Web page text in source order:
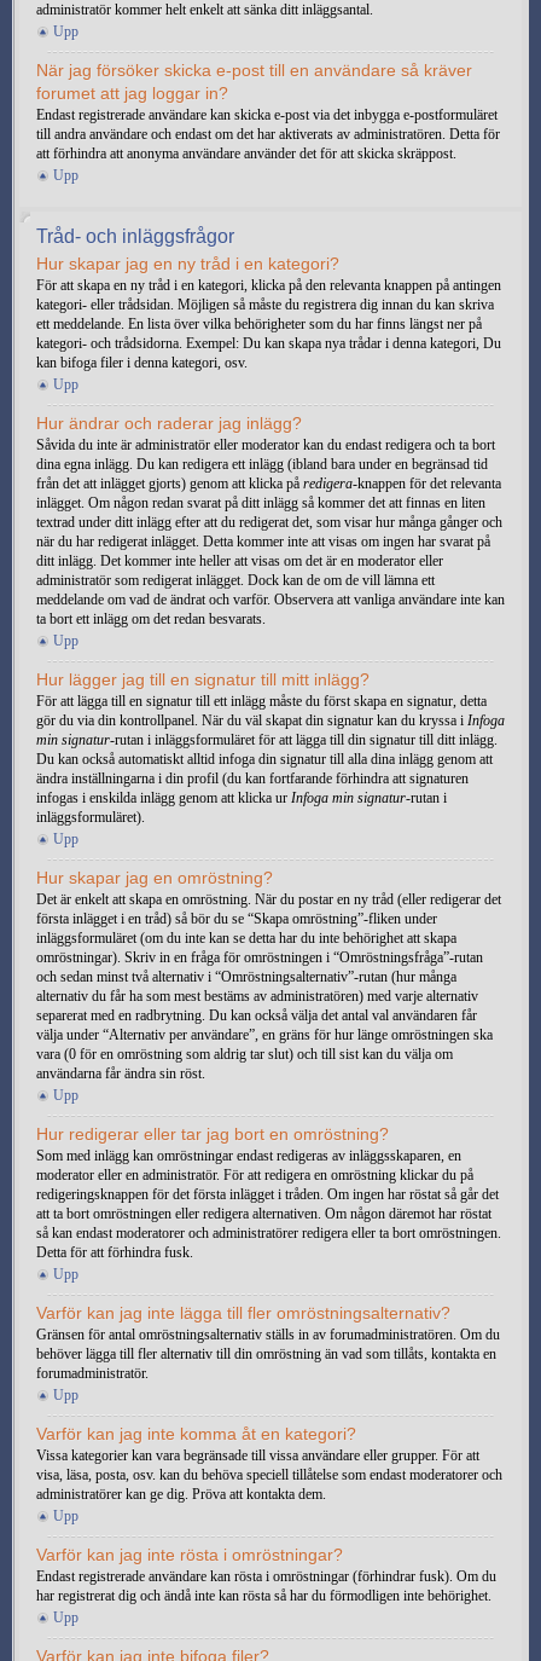
administratör kommer helt enkelt att sänka ditt inläggsantal.
Upp
När jag försöker skicka e-post till en användare så kräver
forumet att jag loggar in?
Endast registrerade användare kan skicka e-post via det inbygga e-postformuläret
till andra användare och endast om det har aktiverats av administratören. Detta för
att förhindra att anonyma användare använder det för att skicka skräppost.
Upp
Tråd- och inläggsfrågor
Hur skapar jag en ny tråd i en kategori?
För att skapa en ny tråd i en kategori, klicka på den relevanta knappen på antingen
kategori- eller trådsidan. Möjligen så måste du registrera dig innan du kan skriva
ett meddelande. En lista över vilka behörigheter som du har finns längst ner på
kategori- och trådsidorna. Exempel: Du kan skapa nya trådar i denna kategori, Du
kan bifoga filer i denna kategori, osv.
Upp
Hur ändrar och raderar jag inlägg?
Såvida du inte är administratör eller moderator kan du endast redigera och ta bort
dina egna inlägg. Du kan redigera ett inlägg (ibland bara under en begränsad tid
från det att inlägget gjorts) genom att klicka på redigera-knappen för det relevanta
inlägget. Om någon redan svarat på ditt inlägg så kommer det att finnas en liten
textrad under ditt inlägg efter att du redigerat det, som visar hur många gånger och
när du har redigerat inlägget. Detta kommer inte att visas om ingen har svarat på
ditt inlägg. Det kommer inte heller att visas om det är en moderator eller
administratör som redigerat inlägget. Dock kan de om de vill lämna ett
meddelande om vad de ändrat och varför. Observera att vanliga användare inte kan
ta bort ett inlägg om det redan besvarats.
Upp
Hur lägger jag till en signatur till mitt inlägg?
För att lägga till en signatur till ett inlägg måste du först skapa en signatur, detta
gör du via din kontrollpanel. När du väl skapat din signatur kan du kryssa i Infoga
min signatur-rutan i inläggsformuläret för att lägga till din signatur till ditt inlägg.
Du kan också automatiskt alltid infoga din signatur till alla dina inlägg genom att
ändra inställningarna i din profil (du kan fortfarande förhindra att signaturen
infogas i enskilda inlägg genom att klicka ur Infoga min signatur-rutan i
inläggsformuläret).
Upp
Hur skapar jag en omröstning?
Det är enkelt att skapa en omröstning. När du postar en ny tråd (eller redigerar det
första inlägget i en tråd) så bör du se “Skapa omröstning”-fliken under
inläggsformuläret (om du inte kan se detta har du inte behörighet att skapa
omröstningar). Skriv in en fråga för omröstningen i “Omröstningsfråga”-rutan
och sedan minst två alternativ i “Omröstningsalternativ”-rutan (hur många
alternativ du får ha som mest bestäms av administratören) med varje alternativ
separerat med en radbrytning. Du kan också välja det antal val användaren får
välja under “Alternativ per användare”, en gräns för hur länge omröstningen ska
vara (0 för en omröstning som aldrig tar slut) och till sist kan du välja om
användarna får ändra sin röst.
Upp
Hur redigerar eller tar jag bort en omröstning?
Som med inlägg kan omröstningar endast redigeras av inläggsskaparen, en
moderator eller en administratör. För att redigera en omröstning klickar du på
redigeringsknappen för det första inlägget i tråden. Om ingen har röstat så går det
att ta bort omröstningen eller redigera alternativen. Om någon däremot har röstat
så kan endast moderatorer och administratörer redigera eller ta bort omröstningen.
Detta för att förhindra fusk.
Upp
Varför kan jag inte lägga till fler omröstningsalternativ?
Gränsen för antal omröstningsalternativ ställs in av forumadministratören. Om du
behöver lägga till fler alternativ till din omröstning än vad som tillåts, kontakta en
forumadministratör.
Upp
Varför kan jag inte komma åt en kategori?
Vissa kategorier kan vara begränsade till vissa användare eller grupper. För att
visa, läsa, posta, osv. kan du behöva speciell tillåtelse som endast moderatorer och
administratörer kan ge dig. Pröva att kontakta dem.
Upp
Varför kan jag inte rösta i omröstningar?
Endast registrerade användare kan rösta i omröstningar (förhindrar fusk). Om du
har registrerat dig och ändå inte kan rösta så har du förmodligen inte behörighet.
Upp
Varför kan jag inte bifoga filer?